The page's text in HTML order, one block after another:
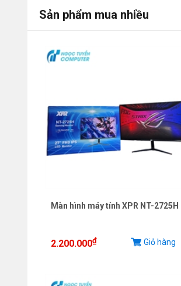
Sản phẩm mua nhiều
Màn hình máy tính XPR NT-2725H
2.200.000₫ Giỏ hàng